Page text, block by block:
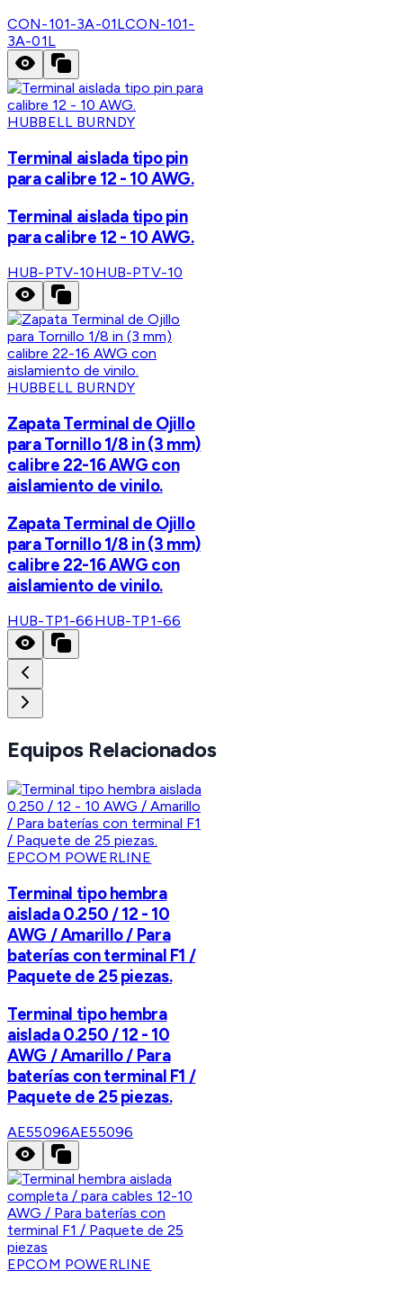
CON-101-3A-01LCON-101-
3A-01L
HUBBELL BURNDY
Terminal aislada tipo pin
para calibre 12 - 10 AWG.
Terminal aislada tipo pin
para calibre 12 - 10 AWG.
HUB-PTV-10HUB-PTV-10
HUBBELL BURNDY
Zapata Terminal de Ojillo
para Tornillo 1/8 in (3 mm)
calibre 22-16 AWG con
aislamiento de vinilo.
Zapata Terminal de Ojillo
para Tornillo 1/8 in (3 mm)
calibre 22-16 AWG con
aislamiento de vinilo.
HUB-TP1-66HUB-TP1-66
Equipos Relacionados
EPCOM POWERLINE
Terminal tipo hembra
aislada 0.250 / 12 - 10
AWG / Amarillo / Para
baterías con terminal F1 /
Paquete de 25 piezas.
Terminal tipo hembra
aislada 0.250 / 12 - 10
AWG / Amarillo / Para
baterías con terminal F1 /
Paquete de 25 piezas.
AE55096AE55096
EPCOM POWERLINE